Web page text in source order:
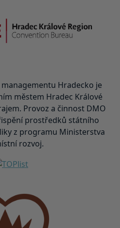
Hradecko je
městem Hradec Králové
Provoz a činnost DMO
prostředků státního
z programu Ministerstva
rozvoj.